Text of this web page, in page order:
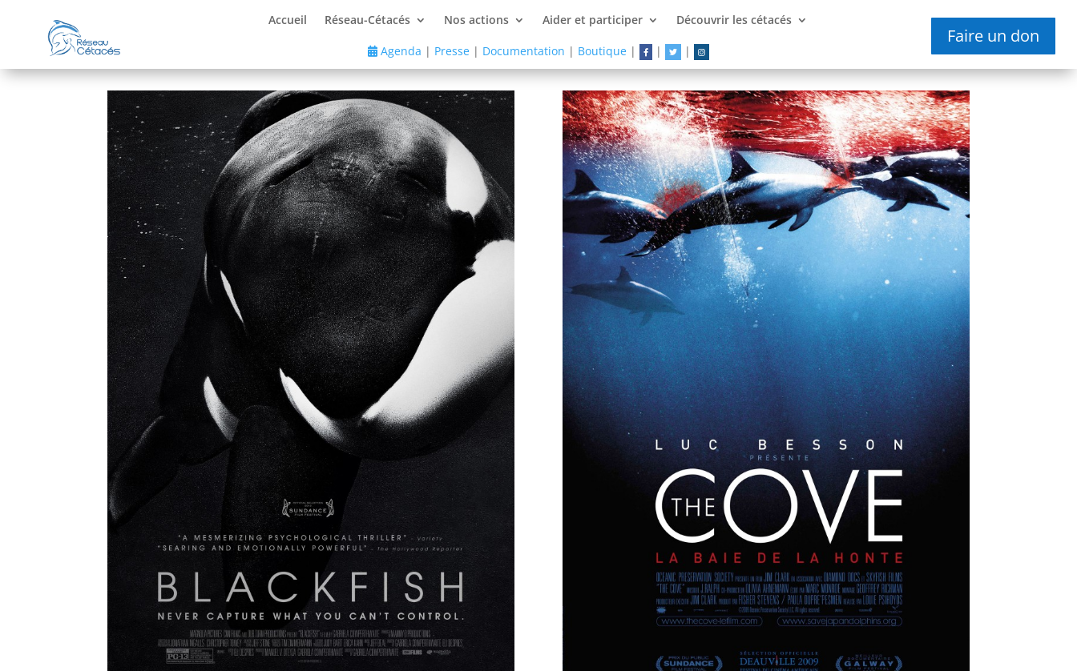
Accueil Réseau-Cétacés Nos actions Aider et participer Découvrir les cétacés
Agenda | Presse| Documentation | Boutique| | |
Faire un don